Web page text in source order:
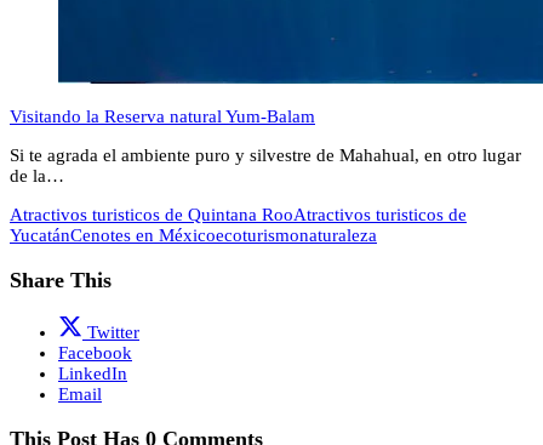
Visitando la Reserva natural Yum-Balam
Si te agrada el ambiente puro y silvestre de Mahahual, en otro lugar
de la…
Atractivos turisticos de Quintana RooAtractivos turisticos de
YucatánCenotes en Méxicoecoturismonaturaleza
Share This
Twitter
Facebook
LinkedIn
Email
This Post Has 0 Comments